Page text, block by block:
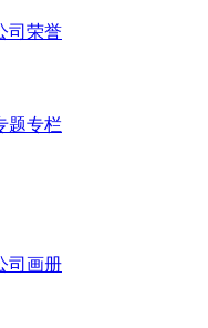
司荣誉
题专栏
司画册